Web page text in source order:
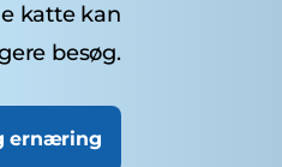
katte kan
besøg.
ernæring